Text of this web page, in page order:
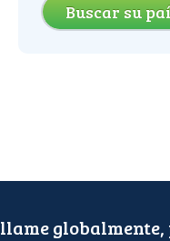
Buscar su
llame